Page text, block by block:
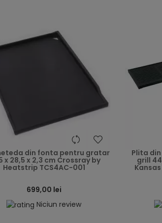
heart
din fonta pentru gratar
x 28,5 x 2,3 cm Crossray by
Heatstrip TCS4AC-001
699,00 lei
Niciun review
Plita
grill